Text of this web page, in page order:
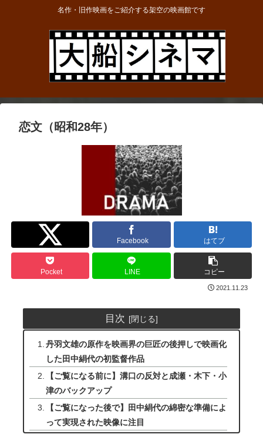
名作・旧作映画をご紹介する架空の映画館です
恋文（昭和28年）
Twitter
Facebook はてブ
Pocket LINE コピー
2021.11.23
目次
丹羽文雄の原作を映画界の巨匠の後押しで映画化
した田中絹代の初監督作品
【ご覧になる前に】溝口の反対と成瀬・木下・小
津のバックアップ
【ご覧になった後で】田中絹代の綿密な準備によ
って実現された映像に注目